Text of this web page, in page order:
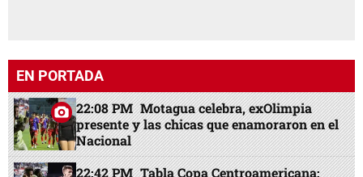
EN PORTADA
22:08 PM Motagua celebra, exOlimpia
presente y las chicas que enamoraron en el
Nacional
22:42 PM Tabla Copa Centroamericana: